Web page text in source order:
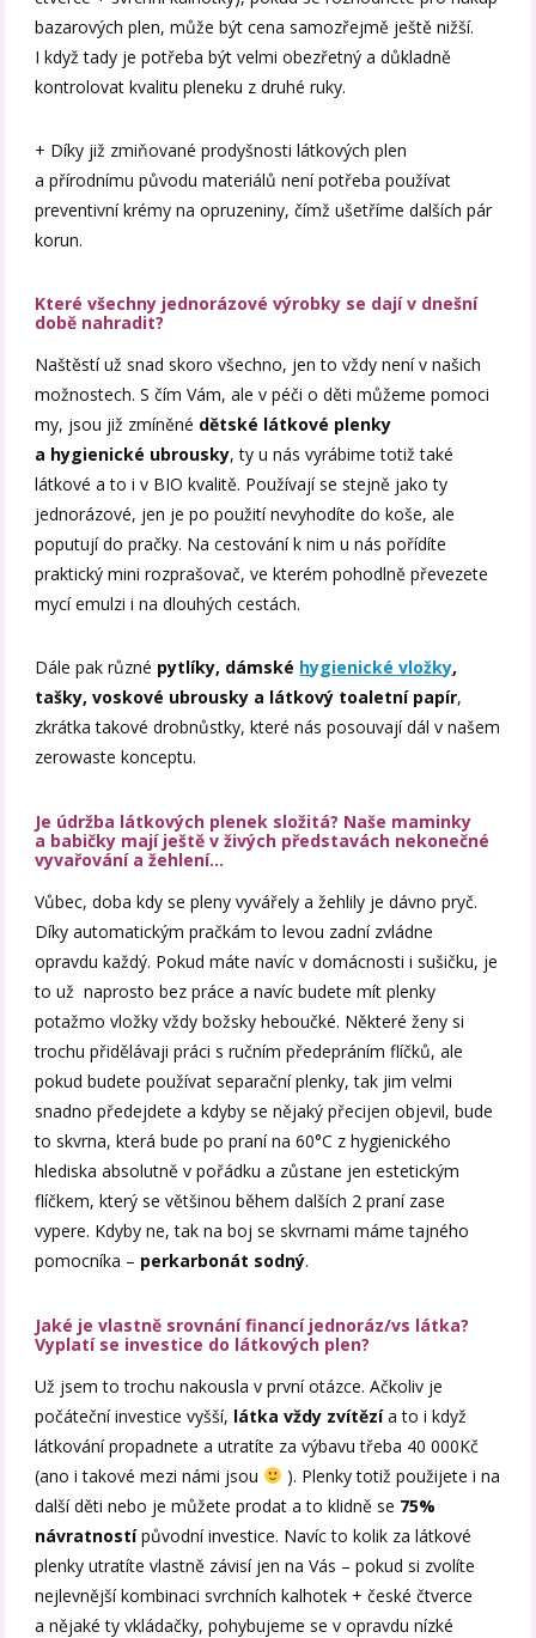
bazarových plen, může být cena samozřejmě ještě nižší.
I když tady je potřeba být velmi obezřetný a důkladně
kontrolovat kvalitu pleneku z druhé ruky.
+ Díky již zmiňované prodyšnosti látkových plen
a přírodnímu původu materiálů není potřeba používat
preventivní krémy na opruzeniny, čímž ušetříme dalších pár
korun.
Které všechny jednorázové výrobky se dají v dnešní
době nahradit?
Naštěstí už snad skoro všechno, jen to vždy není v našich
možnostech. S čím Vám, ale v péči o děti můžeme pomoci
my, jsou již zmíněné dětské látkové plenky
a hygienické ubrousky, ty u nás vyrábime totiž také
látkové a to i v BIO kvalitě. Používají se stejně jako ty
jednorázové, jen je po použití nevyhodíte do koše, ale
poputují do pračky. Na cestování k nim u nás pořídíte
praktický mini rozprašovač, ve kterém pohodlně převezete
mycí emulzi i na dlouhých cestách.
Dále pak různé pytlíky, dámské hygienické vložky,
tašky, voskové ubrousky a látkový toaletní papír,
zkrátka takové drobnůstky, které nás posouvají dál v našem
zerowaste konceptu.
Je údržba látkových plenek složitá? Naše maminky
a babičky mají ještě v živých představách nekonečné
vyvařování a žehlení…
Vůbec, doba kdy se pleny vyvářely a žehlily je dávno pryč.
Díky automatickým pračkám to levou zadní zvládne
opravdu každý. Pokud máte navíc v domácnosti i sušičku, je
to už naprosto bez práce a navíc budete mít plenky
potažmo vložky vždy božsky heboučké. Některé ženy si
trochu přidělávaji práci s ručním předepráním flíčků, ale
pokud budete používat separační plenky, tak jim velmi
snadno předejdete a kdyby se nějaký přecijen objevil, bude
to skvrna, která bude po praní na 60°C z hygienického
hlediska absolutně v pořádku a zůstane jen estetickým
flíčkem, který se většinou během dalších 2 praní zase
vypere. Kdyby ne, tak na boj se skvrnami máme tajného
pomocníka – perkarbonát sodný.
Jaké je vlastně srovnání financí jednoráz/vs látka?
Vyplatí se investice do látkových plen?
Už jsem to trochu nakousla v první otázce. Ačkoliv je
počáteční investice vyšší, látka vždy zvítězía to i když
látkování propadnete a utratíte za výbavu třeba 40 000Kč
(ano i takové mezi námi jsou
). Plenky totiž použijete i na
další děti nebo je můžete prodat a to klidně se 75%
návratnostípůvodní investice. Navíc to kolik za látkové
plenky utratíte vlastně závisí jen na Vás – pokud si zvolíte
nejlevnější kombinaci svrchních kalhotek + české čtverce
a nějaké ty vkládačky, pohybujeme se v opravdu nízké